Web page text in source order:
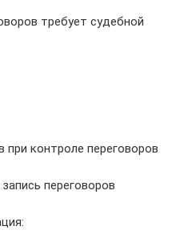
требует судебной
при контроле переговоров
переговоров